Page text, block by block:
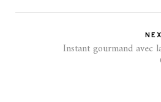
Instant gourmand avec